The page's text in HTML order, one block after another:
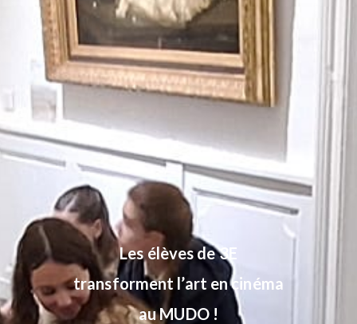
Les élèves de 3E
transforment l’art en cinéma
au MUDO !